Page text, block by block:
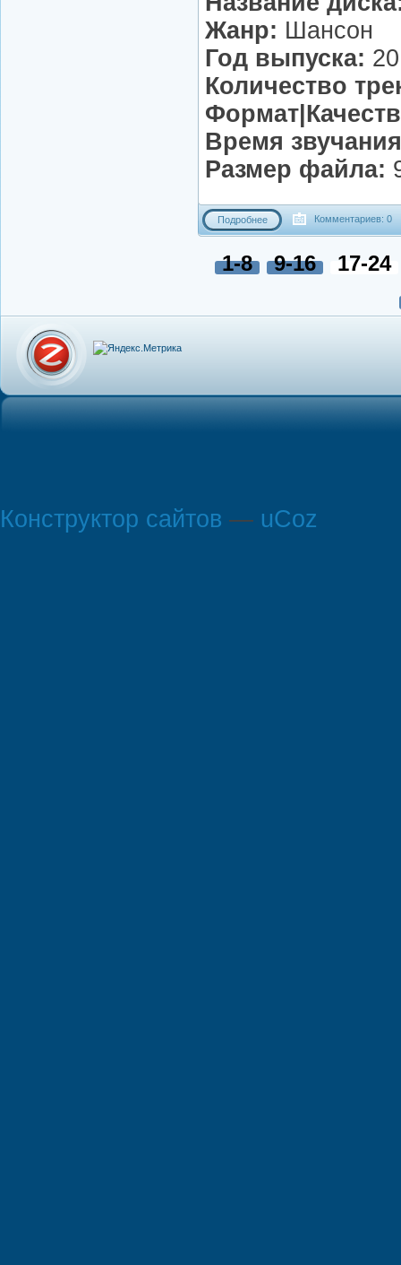
Жанр: Шансон
Год выпуска:
Количество
Время
Размер файла:
Подробнее Комментариев: 0
1-8 9-16 17-24
Конструктор сайтов — uCoz